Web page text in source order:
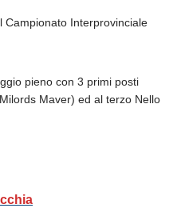
Campionato Interprovinciale
pieno con 3 primi posti
Maver) ed al terzo Nello